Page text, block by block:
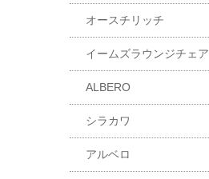
オースチリッチ
イームズラウンジチェア
ALBERO
シラカワ
アルベロ